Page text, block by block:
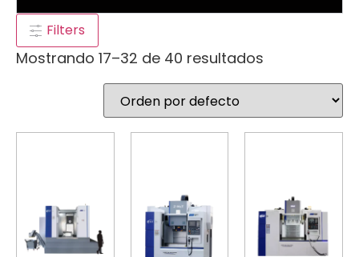
Filters
Mostrando 17–32 de 40 resultados